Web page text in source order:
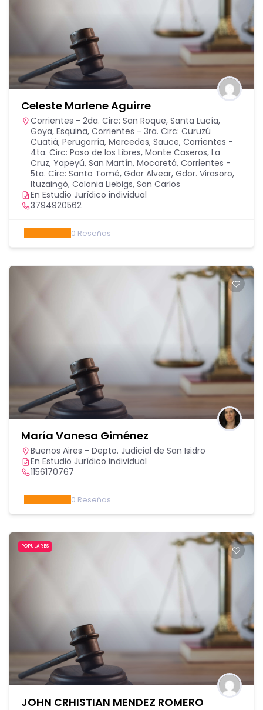
Celeste Marlene Aguirre
Corrientes - 2da. Circ: San Roque, Santa Lucía,
Goya, Esquina, Corrientes - 3ra. Circ: Curuzú
Cuatiá, Perugorría, Mercedes, Sauce, Corrientes -
4ta. Circ: Paso de los Libres, Monte Caseros, La
Cruz, Yapeyú, San Martín, Mocoretá, Corrientes -
5ta. Circ: Santo Tomé, Gdor Alvear, Gdor. Virasoro,
Ituzaingó, Colonia Liebigs, San Carlos
En Estudio Jurídico individual
3794920562
0 Reseñas
María Vanesa Giménez
Buenos Aires - Depto. Judicial de San Isidro
En Estudio Jurídico individual
1156170767
0 Reseñas
POPULARES
JOHN CRHISTIAN MENDEZ ROMERO